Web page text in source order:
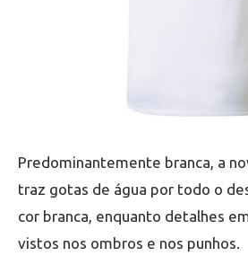
Predominantemente branca, a
traz gotas de água por todo o
cor branca, enquanto detalhes
vistos nos ombros e nos punhos.